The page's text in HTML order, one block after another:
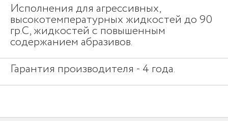
Исполнения для агрессивных,
высокотемпературных жидкостей до 90
гр.С, жидкостей с повышенным
содержанием абразивов.
Гарантия производителя - 4 года.